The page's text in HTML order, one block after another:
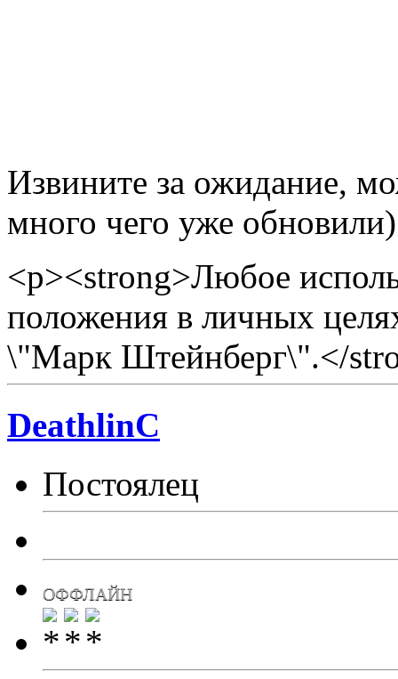
Извините за ожидание,
много чего уже обновили)
<p><strong>Любое
положения в личных
\"Марк Штейнберг\".</
DeathlinC
Постоялец
ОФФЛАЙН